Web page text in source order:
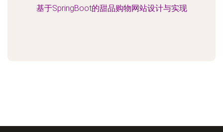
基于SpringBoot的甜品购物网站设计与实现